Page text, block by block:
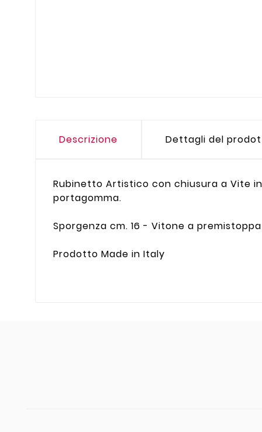
Descrizione Dettagli del
Rubinetto Artistico con chiusura a Vite
portagomma.
Sporgenza cm. 16 - Vitone a premistoppa
Prodotto Made in Italy